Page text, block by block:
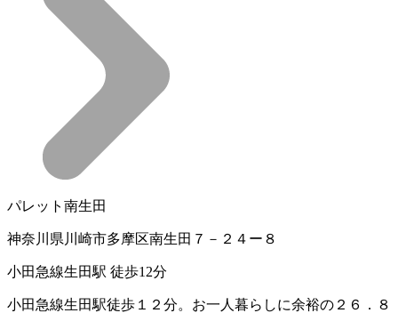
パレット南生田
神奈川県川崎市多摩区南生田７－２４ー８
小田急線生田駅 徒歩12分
小田急線生田駅徒歩１２分。お一人暮らしに余裕の２６．８